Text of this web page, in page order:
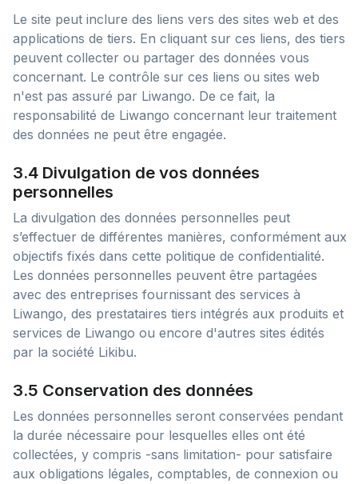
Le site peut inclure des liens vers des sites web et des
applications de tiers. En cliquant sur ces liens, des tiers
peuvent collecter ou partager des données vous
concernant. Le contrôle sur ces liens ou sites web
n'est pas assuré par Liwango. De ce fait, la
responsabilité de Liwango concernant leur traitement
des données ne peut être engagée.
3.4 Divulgation de vos données
personnelles
La divulgation des données personnelles peut
s’effectuer de différentes manières, conformément aux
objectifs fixés dans cette politique de confidentialité.
Les données personnelles peuvent être partagées
avec des entreprises fournissant des services à
Liwango, des prestataires tiers intégrés aux produits et
services de Liwango ou encore d'autres sites édités
par la société Likibu.
3.5 Conservation des données
Les données personnelles seront conservées pendant
la durée nécessaire pour lesquelles elles ont été
collectées, y compris -sans limitation- pour satisfaire
aux obligations légales, comptables, de connexion ou